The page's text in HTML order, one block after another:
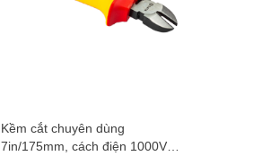
Kềm cắt chuyên dùng
7in/175mm, cách điện 1000V